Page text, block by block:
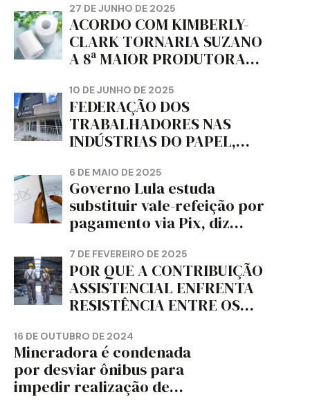
da dignidade sindical.
27 DE JUNHO DE 2025
ACORDO COM KIMBERLY-
CLARK TORNARIA SUZANO
A 8ª MAIOR PRODUTORA
MUNDO, DIZ FITCH
10 DE JUNHO DE 2025
FEDERAÇÃO DOS
TRABALHADORES NAS
INDÚSTRIAS DO PAPEL,
CORTIÇA E ARTEFATOS DE
PAPEL DO ESTADO DO
PARANÁ – FETRAPEL-PR
6 DE MAIO DE 2025
Governo Lula estuda
substituir vale-refeição por
pagamento via Pix, diz
7 DE FEVEREIRO DE 2025
POR QUE A CONTRIBUIÇÃO
ASSISTENCIAL ENFRENTA
RESISTÊNCIA ENTRE OS
16 DE OUTUBRO DE 2024
Mineradora é condenada
por desviar ônibus para
impedir realização de